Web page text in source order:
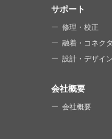
サポート
修理・校正
融着・コネク
設計・デザイン
会社概要
会社概要